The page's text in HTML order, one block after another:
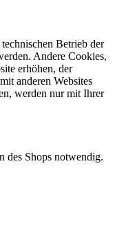
Betrieb der
Andere Cookies,
erhöhen, der
anderen Websites
werden nur mit Ihrer
des Shops notwendig.